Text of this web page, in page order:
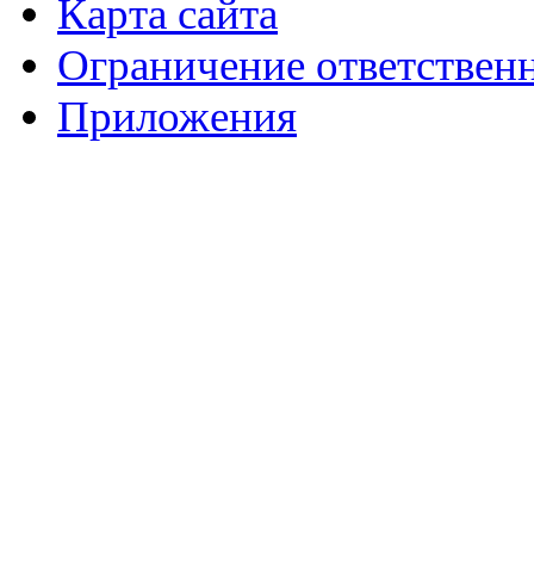
Карта сайта
Ограничение
Приложения